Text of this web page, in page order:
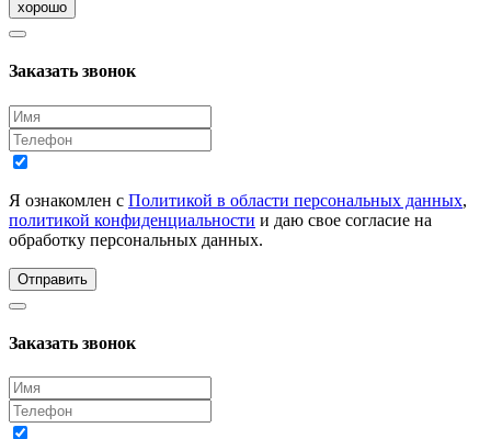
хорошо
Заказать звонок
Я ознакомлен с Политикой в области персональных данных,
политикой конфиденциальности и даю свое согласие на
обработку персональных данных.
Отправить
Заказать звонок